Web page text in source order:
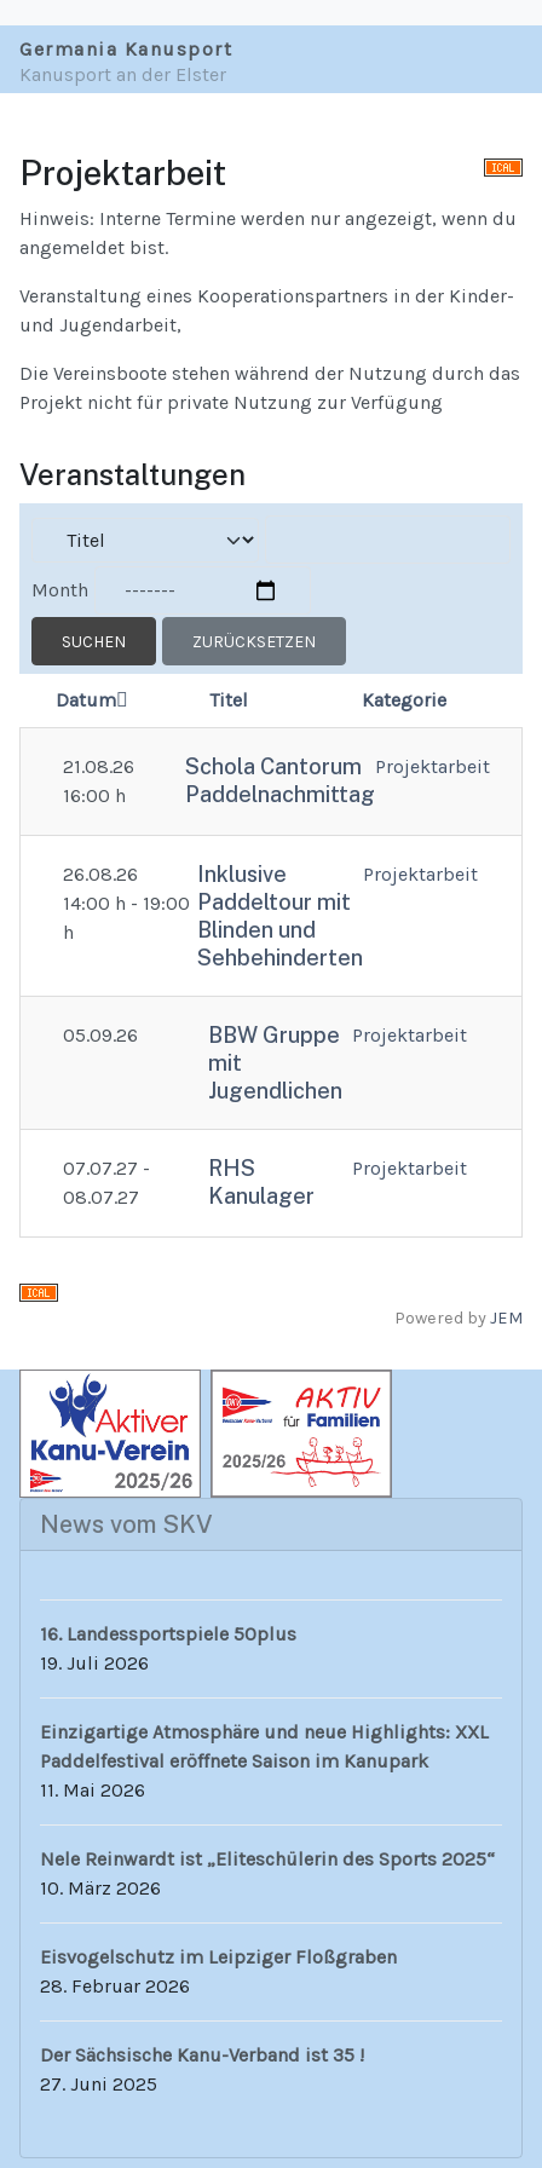
Germania Kanusport
Kanusport an der Elster
Projektarbeit
Hinweis: Interne Termine werden nur angezeigt, wenn du
angemeldet bist.
Veranstaltung eines Kooperationspartners in der Kinder-
und Jugendarbeit,
Die Vereinsboote stehen während der Nutzung durch das
Projekt nicht für private Nutzung zur Verfügung
Veranstaltungen
Month
SUCHEN ZURÜCKSETZEN
Datum Titel Kategorie
21.08.26
16:00 h
Schola Cantorum
Paddelnachmittag
Projektarbeit
26.08.26
14:00 h - 19:00
h
Inklusive
Paddeltour mit
Blinden und
Sehbehinderten
Projektarbeit
05.09.26
BBW Gruppe
mit
Jugendlichen
Projektarbeit
07.07.27 -
08.07.27
RHS
Kanulager
Projektarbeit
Powered byJEM
News vom SKV
16. Landessportspiele 50plus
19. Juli 2026
Einzigartige Atmosphäre und neue Highlights: XXL
Paddelfestival eröffnete Saison im Kanupark
11. Mai 2026
Nele Reinwardt ist „Eliteschülerin des Sports 2025“
10. März 2026
Eisvogelschutz im Leipziger Floßgraben
28. Februar 2026
Der Sächsische Kanu-Verband ist 35 !
27. Juni 2025